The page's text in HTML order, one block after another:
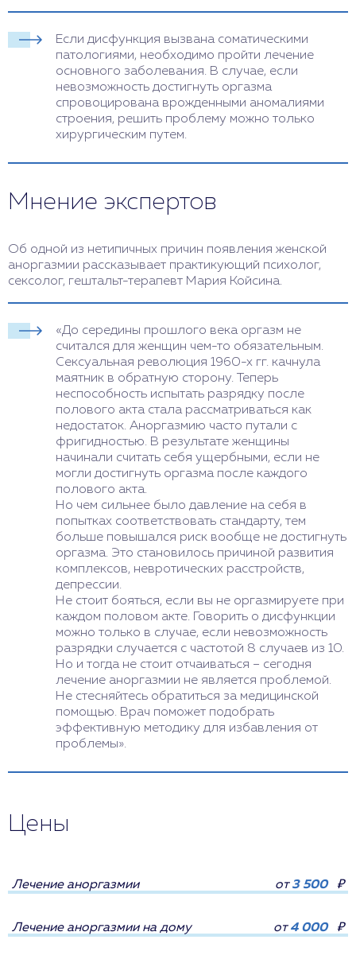
Если дисфункция вызвана соматическими
патологиями, необходимо пройти лечение
основного заболевания. В случае, если
невозможность достигнуть оргазма
спровоцирована врожденными аномалиями
строения, решить проблему можно только
хирургическим путем.
Мнение экспертов
Об одной из нетипичных причин появления женской
аноргазмии рассказывает практикующий психолог,
сексолог, гештальт-терапевт Мария Койсина.
«До середины прошлого века оргазм не
считался для женщин чем-то обязательным.
Сексуальная революция 1960-х гг. качнула
маятник в обратную сторону. Теперь
неспособность испытать разрядку после
полового акта стала рассматриваться как
недостаток. Аноргазмию часто путали с
фригидностью. В результате женщины
начинали считать себя ущербными, если не
могли достигнуть оргазма после каждого
полового акта.
Но чем сильнее было давление на себя в
попытках соответствовать стандарту, тем
больше повышался риск вообще не достигнуть
оргазма. Это становилось причиной развития
комплексов, невротических расстройств,
депрессии.
Не стоит бояться, если вы не оргазмируете при
каждом половом акте. Говорить о дисфункции
можно только в случае, если невозможность
разрядки случается с частотой 8 случаев из 10.
Но и тогда не стоит отчаиваться – сегодня
лечение аноргазмии не является проблемой.
Не стесняйтесь обратиться за медицинской
помощью. Врач поможет подобрать
эффективную методику для избавления от
проблемы».
Цены
Лечение аноргазмии от3 500 ₽
Лечение аноргазмии на дому от4 000 ₽